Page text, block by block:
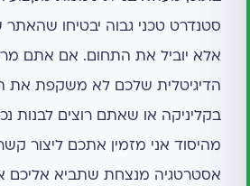
סטנדרט טכני גבוה יבטיחו
אלא יוביל את התחום. אם אתם
הדיגיטלית שלכם לא משקפת את
בקליניקה או שאתם רוצים לבנות
מהיסוד אני מזמין אתכם ליצור
אסטרטגיה מנצחת שתביא אליכם